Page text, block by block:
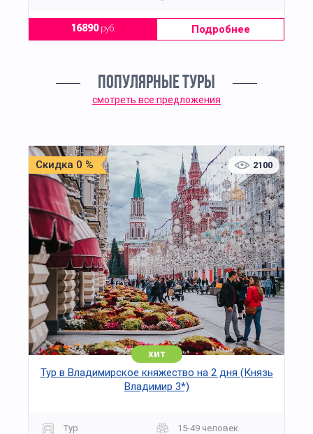
16890руб. Подробнее
ПОПУЛЯРНЫЕ ТУРЫ
смотреть все предложения
Скидка 0 % 2100
хит
Тур в Владимирское княжество на 2 дня (Князь
Владимир 3*)
Тур
15-49 человек